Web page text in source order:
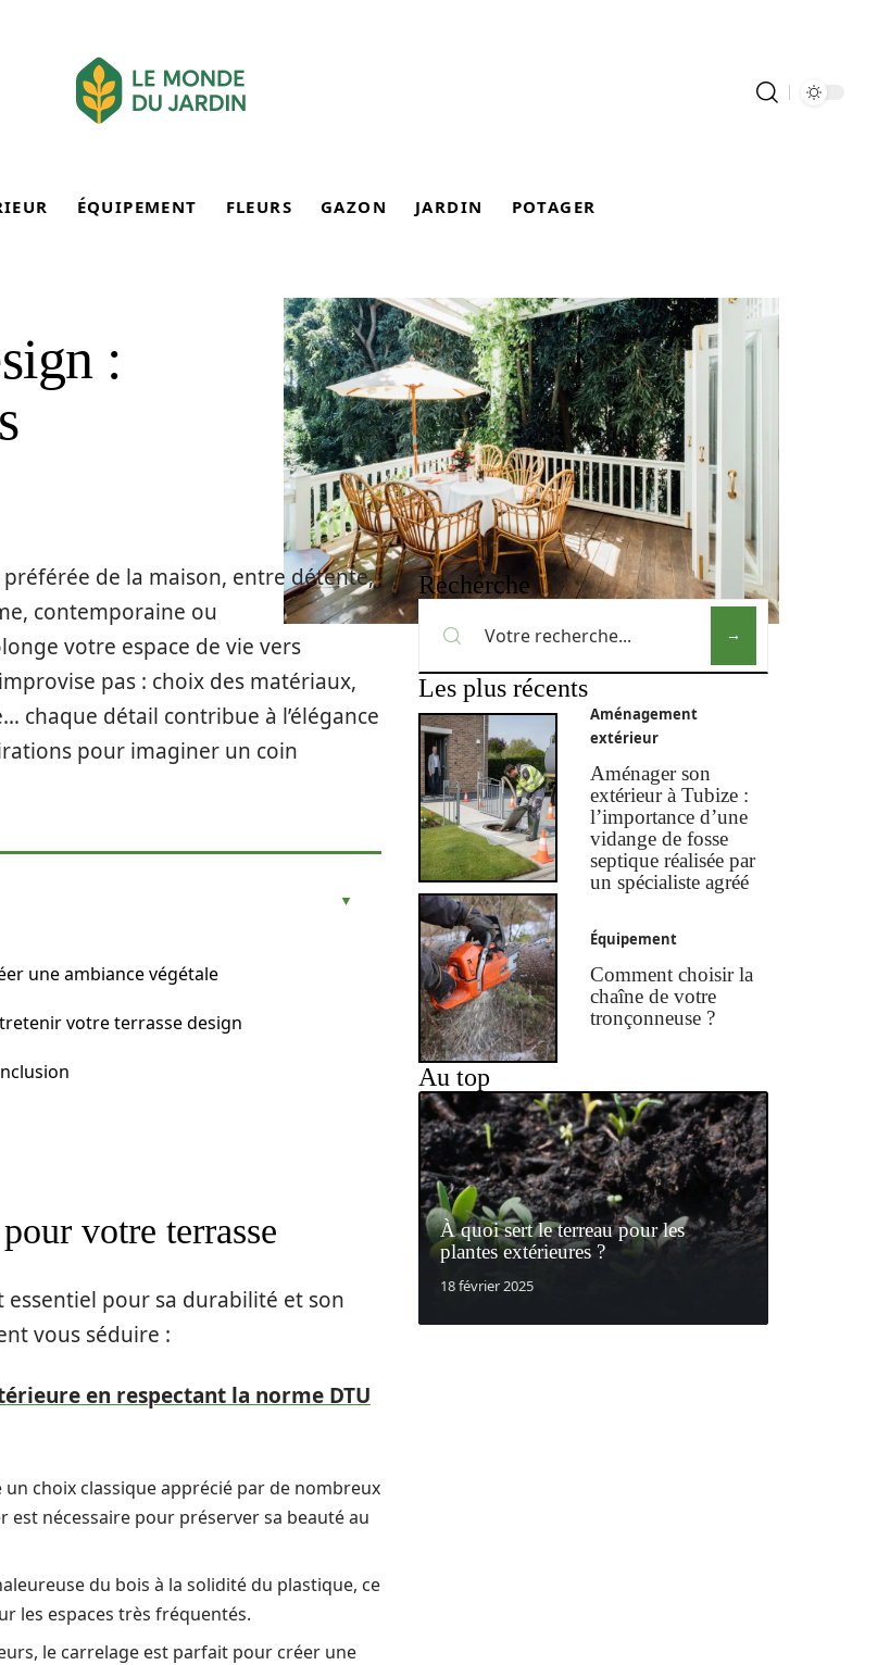
ÉQUIPEMENT FLEURS GAZON JARDIN POTAGER
:
de la maison, entre détente,
contemporaine ou
votre espace de vie vers
pas : choix des matériaux,
chaque détail contribue à l’élégance
pour imaginer un coin
une ambiance végétale
votre terrasse design
votre terrasse
pour sa durabilité et son
vous séduire :
en respectant la norme DTU
choix classique apprécié par de nombreux
est nécessaire pour préserver sa beauté au
du bois à la solidité du plastique, ce
les espaces très fréquentés.
le carrelage est parfait pour créer une
Recherche
Les plus récents
Aménagement
extérieur
Aménager son
extérieur à Tubize :
l’importance d’une
vidange de fosse
septique réalisée par
un spécialiste agréé
Équipement
Comment choisir la
chaîne de votre
tronçonneuse ?
Au top
À quoi sert le terreau pour les
plantes extérieures ?
18 février 2025